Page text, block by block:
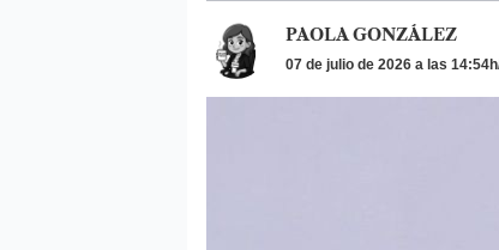
PAOLA GONZÁLEZ
07 de julio de 2026 a las 14:54h